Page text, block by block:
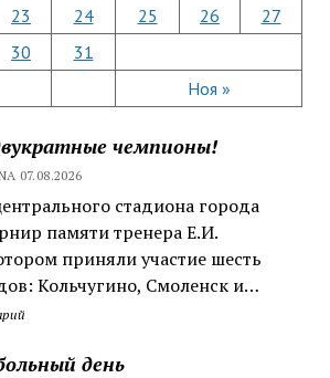
Ноя »
23 24 25 26
27
30 31
чемпионы!
07.08.2026
стадиона города
памяти тренера Е.И.
приняли участие шесть
Кольчугино, Смоленск и…
день